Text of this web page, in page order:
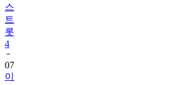
스
트
롯
4
07
이